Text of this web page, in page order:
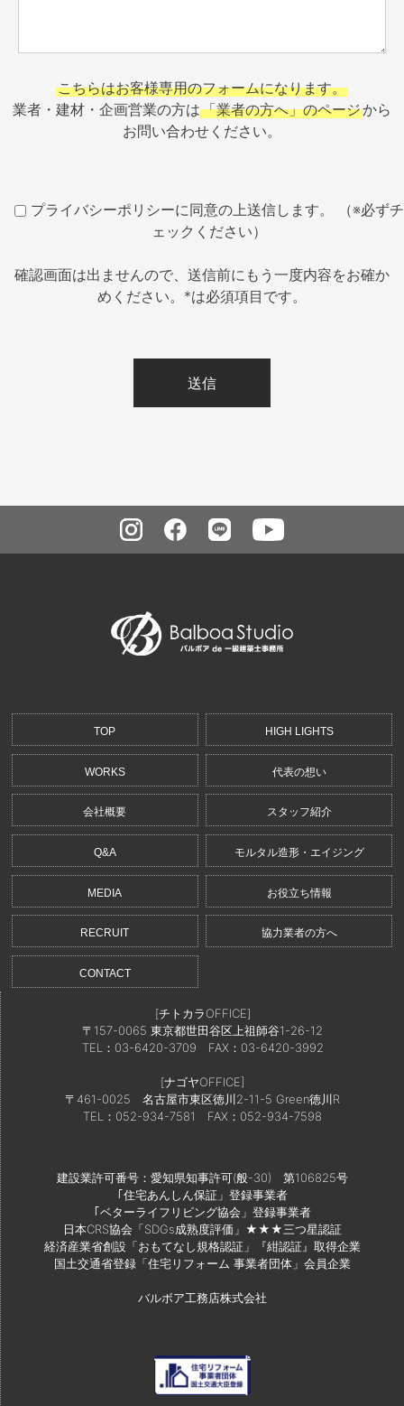
こちらはお客様専用のフォームになります。
業者・建材・企画営業の方は「業者の方へ」のページから
お問い合わせください。
プライバシーポリシーに同意の上送信します。 （※必ずチ
ェックください）
確認画面は出ませんので、送信前にもう一度内容をお確か
めください。*は必須項目です。
TOP HIGH LIGHTS
WORKS 代表の想い
会社概要 スタッフ紹介
Q&A モルタル造形・エイジング
MEDIA お役立ち情報
RECRUIT 協力業者の方へ
CONTACT
[チトカラOFFICE]
〒157-0065 東京都世田谷区上祖師谷1-26-12
TEL：03-6420-3709 FAX：03-6420-3992
[ナゴヤOFFICE]
〒461-0025 名古屋市東区徳川2-11-5 Green徳川R
TEL：052-934-7581
FAX：052-934-7598
建設業許可番号：愛知県知事許可(般-30) 第106825号
｢住宅あんしん保証」登録事業者
｢ベターライフリビング協会」登録事業者
日本CRS協会「SDGs成熟度評価」★★★三つ星認証
経済産業省創設「おもてなし規格認証」『紺認証』取得企業
国土交通省登録「住宅リフォーム 事業者団体」会員企業
バルボア工務店株式会社